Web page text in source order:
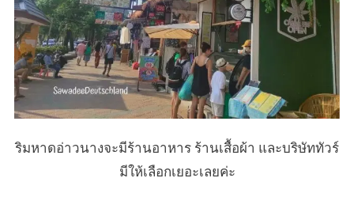
ริมหาดอ่าวนางจะมีร้านอาหาร ร้านเสื้อผ้า และบริษัททัวร์
มีให้เลือกเยอะเลยค่ะ